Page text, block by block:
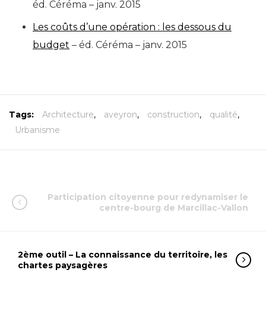
éd. Céréma – janv. 2015
Les coûts d’une opération : les dessous du
budget – éd. Céréma – janv. 2015
Tags: Architecture, aveyron, construction, qualité,
Urbanisme
Participation citoyenne pour redynamiser le
centre-bourg de Marcillac-Vallon
2ème outil – La connaissance du territoire, les
chartes paysagères